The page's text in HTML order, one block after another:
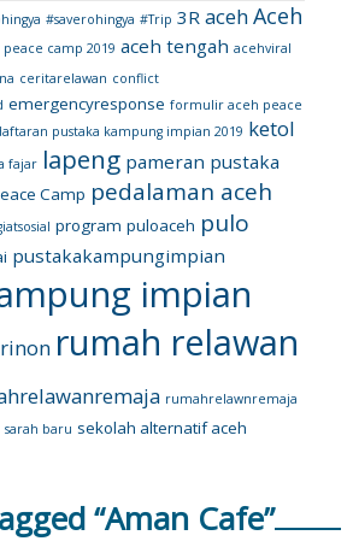
#saverohingya #Trip 3R acehAceh
camp 2019 aceh tengah acehviral
ceritarelawan conflict
emergencyresponse formulir aceh peace
pustaka kampung impian 2019 ketol
fajar lapeng pameran pustaka
Camp pedalaman aceh
program puloaceh pulo
pustakakampungimpian
impian
rinon rumah relawan
rumahrelawnremaja
sarah baru sekolah alternatif aceh
“Aman Cafe”